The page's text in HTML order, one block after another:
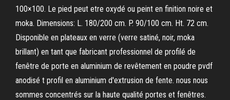
100×100. Le pied peut etre oxydé ou peint en finition noire et
moka. Dimensions: L. 180/200 cm. P. 90/100 cm. Ht. 72 cm.
Disponible en plateaux en verre (verre satiné, noir, moka
brillant) en tant que fabricant professionnel de profilé de
fenêtre de porte en aluminium de revêtement en poudre pvdf
anodisé t profil en aluminium d'extrusion de fente. nous nous
sommes concentrés sur la haute qualité portes et fenêtres.